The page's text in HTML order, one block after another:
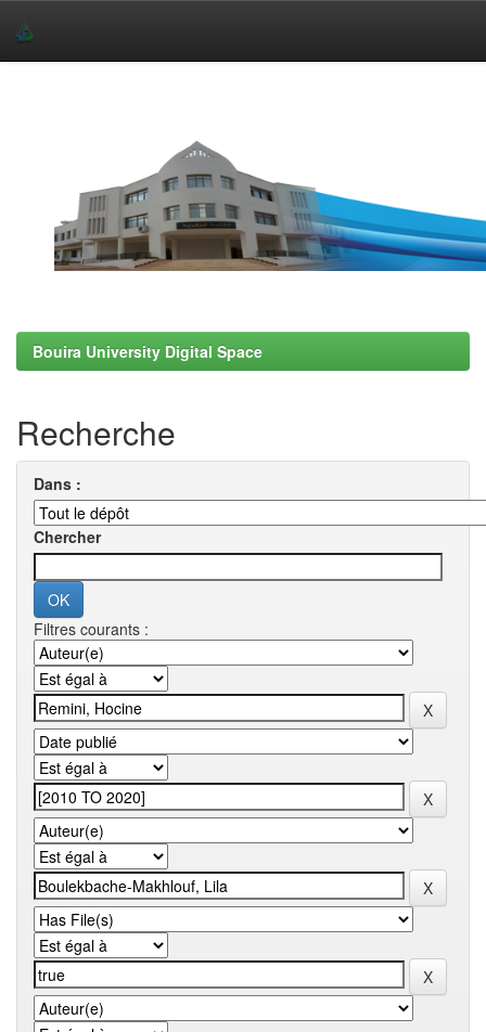
Bouira University Digital Space
Recherche
Dans :
Chercher
Filtres courants :